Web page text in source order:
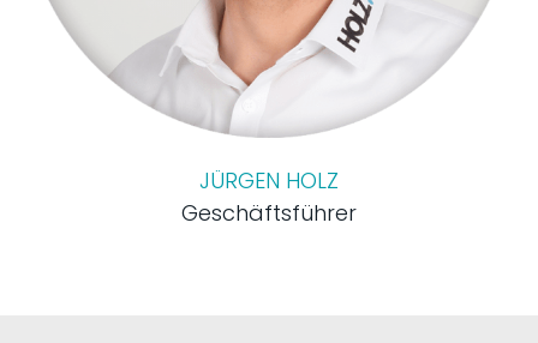
JÜRGEN HOLZ
Geschäftsführer